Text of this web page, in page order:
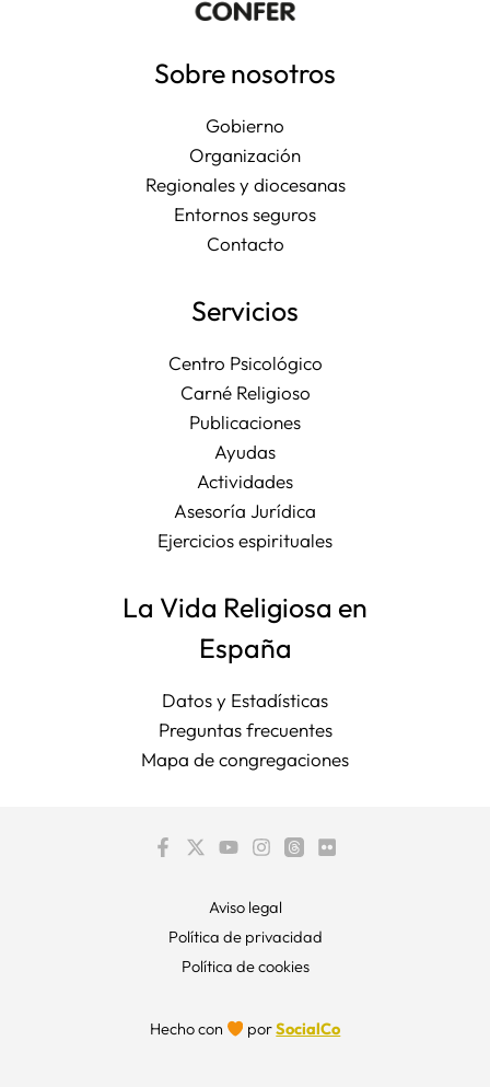
Sobre nosotros
Gobierno
Organización
Regionales y diocesanas
Entornos seguros
Contacto
Servicios
Centro Psicológico
Carné Religioso
Publicaciones
Ayudas
Actividades
Asesoría Jurídica
Ejercicios espirituales
La Vida Religiosa en
España
Datos y Estadísticas
Preguntas frecuentes
Mapa de congregaciones
Aviso legal
Política de privacidad
Política de cookies
Hecho con porSocialCo